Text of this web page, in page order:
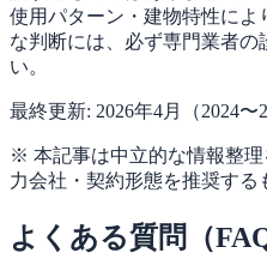
使用パターン・建物特性によ
な判断には、必ず専門業者の
い。
最終更新: 2026年4月（2024〜
※ 本記事は中立的な情報整
力会社・契約形態を推奨する
よくある質問（FAQ